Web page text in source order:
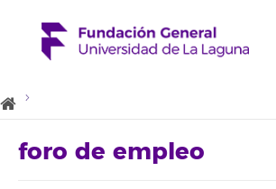
foro de empleo